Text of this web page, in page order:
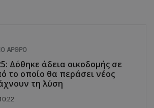
ΆΡΘΡΟ
Δόθηκε άδεια οικοδομής σε
το οποίο θα περάσει νέος
τη λύση